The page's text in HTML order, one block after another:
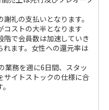
礼の支払いとなります。
コストの大半となります
で会員数は加速していき
れます。女性への還元率は
業務を週に6日間、スタッ
サイトストックの仕様に合